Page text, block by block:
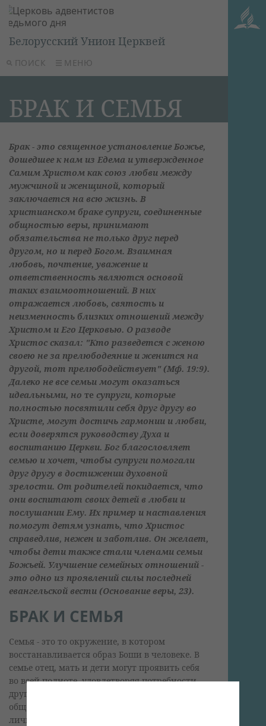
ПОИСК МЕНЮ
Белорусский Унион Церквей
БРАК И СЕМЬЯ
Брак - это священное установление Божье,
дошедшее к нам из Едема и утвержденное
Самим Христом как союз любви между
мужчиной и женщиной, который
заключается на всю жизнь. В
христианском браке супруги, соединенные
общностью веры, принимают
обязательства не только друг перед
другом, но и перед Богом. Взаимная
любовь, почтение, уважение и
ответственность являются основой
таких взаимоотношений. В них
отражается любовь, святость и
неизменность близких отношений между
Христом и Его Церковью. О разводе
Христос сказал: "Кто разведется с женою
своею не за прелюбодеяние и женится на
другой, тот прелюбодействует" (Мф. 19:9).
Далеко не все семьи могут оказаться
идеальными, но те супруги, которые
полностью посвятили себя друг другу во
Христе, могут достичь гармонии и любви,
если доверятся руководству Духа и
воспитанию Церкви. Бог благословляет
семью и хочет, чтобы супруги помогали
друг другу в достижении духовной
зрелости. От родителей покидается, что
они воспитают своих детей в любви и
послушании Ему. Их пример и наставления
помогут детям узнать, что Христос
справедлив, нежен и заботлив. Он желает,
чтобы дети также стали членами семьи
Божьей. Улучшение семейных отношений -
это одно из проявлений силы последней
евангельской вести (Основание веры, 23).
БРАК И СЕМЬЯ
Семья - это то окружение, в котором
восстанавливается образ Боши в человеке. В
семье отец, мать и дети могут проявить себя
во всей полноте, удовлетворяя потребности
друг друга в духовной близости, любви и
общении. В семье человек формируется как
личность, в нем развивается чувство